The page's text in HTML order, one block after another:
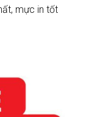
mực in tốt